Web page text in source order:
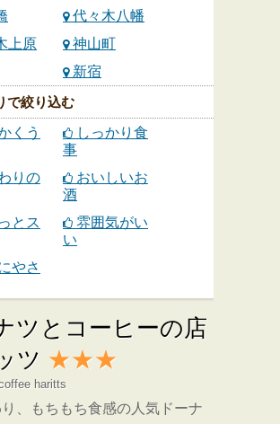
代々木八幡
上原
神山町
新宿
で絞り込む
くう
しっかり食
事
りの
おいしいお
酒
とス
雰囲気がい
い
やさ
ツとコーヒーの店
ツ ★★★
haritts
り、もちもち食感の人気ドーナ